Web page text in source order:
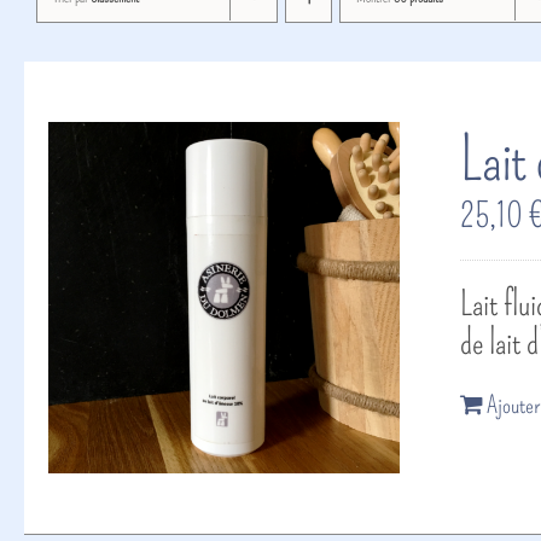
Lait
25,10
Lait
de lait